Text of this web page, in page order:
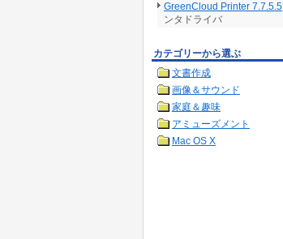
GreenCloud Printer 7.7.5.5
ンタドライバ
カテゴリーから選ぶ
文書作成
画像＆サウンド
家庭＆趣味
アミューズメント
Mac OS X